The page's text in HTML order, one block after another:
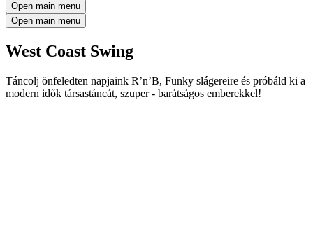
Open main menu
Open main menu
West Coast Swing
Táncolj önfeledten napjaink R’n’B, Funky slágereire és próbáld ki a
modern idők társastáncát, szuper - barátságos emberekkel!